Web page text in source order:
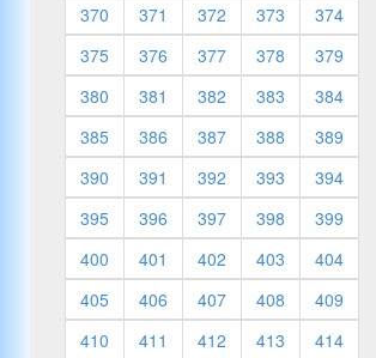
370
371 372 373
374
375
376 377 378
379
380
381 382 383
384
385
386 387 388
389
390
391 392 393
394
395
396 397 398
399
400
401 402 403
404
405
406 407 408
409
410
411 412 413 414